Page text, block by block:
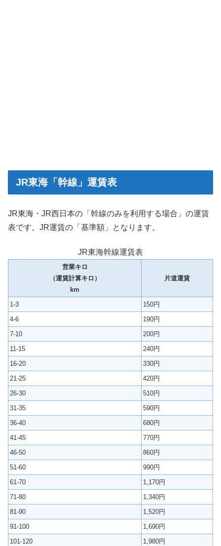
JR東海「幹線」運賃表
JR東海・JR西日本の「幹線のみを利用する場合」の運賃
表です。JR運賃の「基準額」となります。
JR東海幹線運賃表
営業キロ
（運賃計算キロ）
km
片道運賃
1-3
150円
4-6
190円
7-10
200円
11-15
240円
16-20
330円
21-25
420円
26-30
510円
31-35
590円
36-40
680円
41-45
770円
46-50
860円
51-60
990円
61-70
1,170円
71-80
1,340円
81-90
1,520円
91-100
1,690円
101-120
1,980円